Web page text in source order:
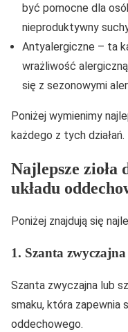
być pomocne dla
nieproduktywny
Antyalergiczne – ta
wrażliwość
się z sezonowymi
Poniżej wymienimy
każdego z tych działań.
Najlepsze zioła
układu
Poniżej znajdują się
1. Szanta zwyczajna
Szanta zwyczajna lub
smaku, która zapewnia
oddechowego.